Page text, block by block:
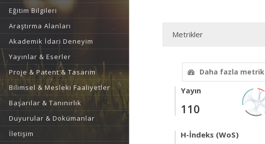
Eğitim Bilgileri
Araştırma Alanları
Akademik İdari Deneyim
Yayınlar & Eserler
Proje & Patent & Tasarım
Bilimsel & Mesleki Faaliyetler
Başarılar & Tanınırlık
Duyurular & Dokümanlar
İletişim
Metrikler
Daha fazla metrik
Yayın
110
H-İndeks (WoS)